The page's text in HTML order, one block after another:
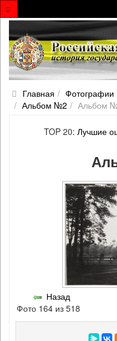
Главная Фотографии
Альбом №2
Альбом
TOP 20: Лучшие
Назад
Фото 164 из 518